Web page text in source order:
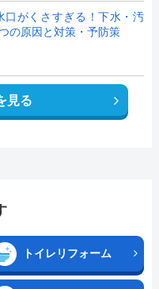
口がくさすぎる！下水・汚
の原因と対策・予防策
見る
トイレリフォーム